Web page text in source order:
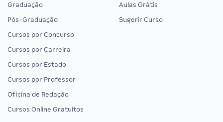
Graduação
Pós-Graduação
Cursos por Concurso
Cursos por Carreira
Cursos por Estado
Cursos por Professor
Oficina de Redação
Cursos Online Gratuitos
Aulas Grátis
Sugerir Curso